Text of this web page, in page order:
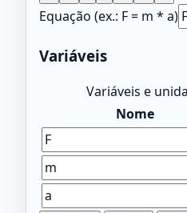
Equação (ex.: F = m * a)
Variáveis
Variáveis e
Nome